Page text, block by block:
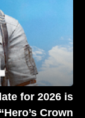
for 2026 is
Crown”.